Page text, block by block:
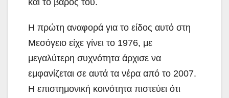
Η πρώτη αναφορά για το είδος αυτό στη
Μεσόγειο είχε γίνει το 1976, με
μεγαλύτερη συχνότητα άρχισε να
εμφανίζεται σε αυτά τα νέρα από το 2007.
Η επιστημονική κοινότητα πιστεύει ότι